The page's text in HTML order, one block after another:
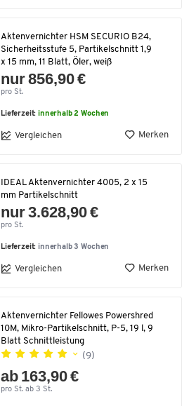
Aktenvernichter HSM SECURIO B24,
Sicherheitsstufe 5, Partikelschnitt 1,9
x 15 mm, 11 Blatt, Öler, weiß
nur 856,90 €
pro St.
Lieferzeit:innerhalb 2 Wochen
Vergleichen Merken
IDEAL Aktenvernichter 4005, 2 x 15
mm Partikelschnitt
nur 3.628,90 €
pro St.
Lieferzeit: innerhalb 3 Wochen
Vergleichen Merken
Aktenvernichter Fellowes Powershred
10M, Mikro-Partikelschnitt, P-5, 19 l, 9
Blatt Schnittleistung
(9)
ab 163,90 €
pro St. ab 3 St.